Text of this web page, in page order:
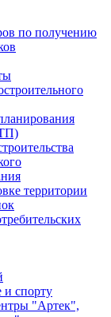
по получению
территории
спорту
"Артек",